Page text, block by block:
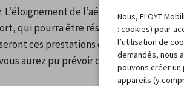
L’éloignement de l’aéroport de toutes
qui pourra être résolu par une
ces prestations de location de
aurez pu prévoir ce déplacement,
Nous, FLOYT
: cookies) pour
l’utilisation de
demandés, nous
pouvons créer
appareils (y